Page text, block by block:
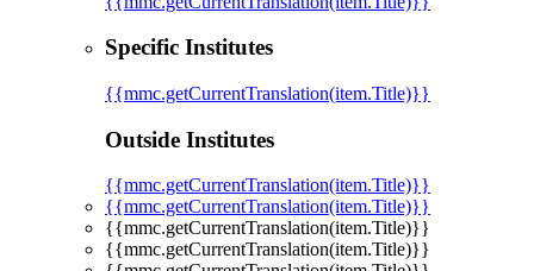
Specific Institutes
{{mmc.getCurrentTranslation(item.Title)}}
Outside Institutes
{{mmc.getCurrentTranslation(item.Title)}}
{{mmc.getCurrentTranslation(item.Title)}}
{{mmc.getCurrentTranslation(item.Title)}}
{{mmc.getCurrentTranslation(item.Title)}}